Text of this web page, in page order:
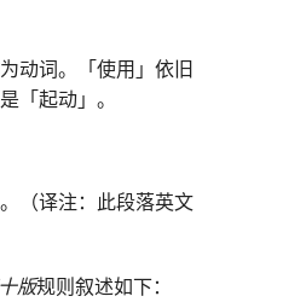
动词。「使用」依旧
「起动」。
（译注：此段落英文
版规则叙述如下：